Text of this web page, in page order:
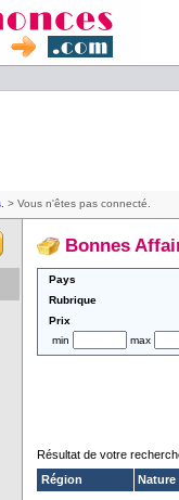
> Vous n'êtes pas connecté.
Bonnes
Pays
Rubrique
Prix
min
max
Résultat de votre
Région
Nature